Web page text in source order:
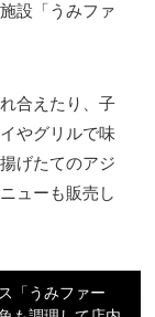
設「うみファ
合えたり、子
やグリルで味
げたてのアジ
ューも販売し
「うみファー